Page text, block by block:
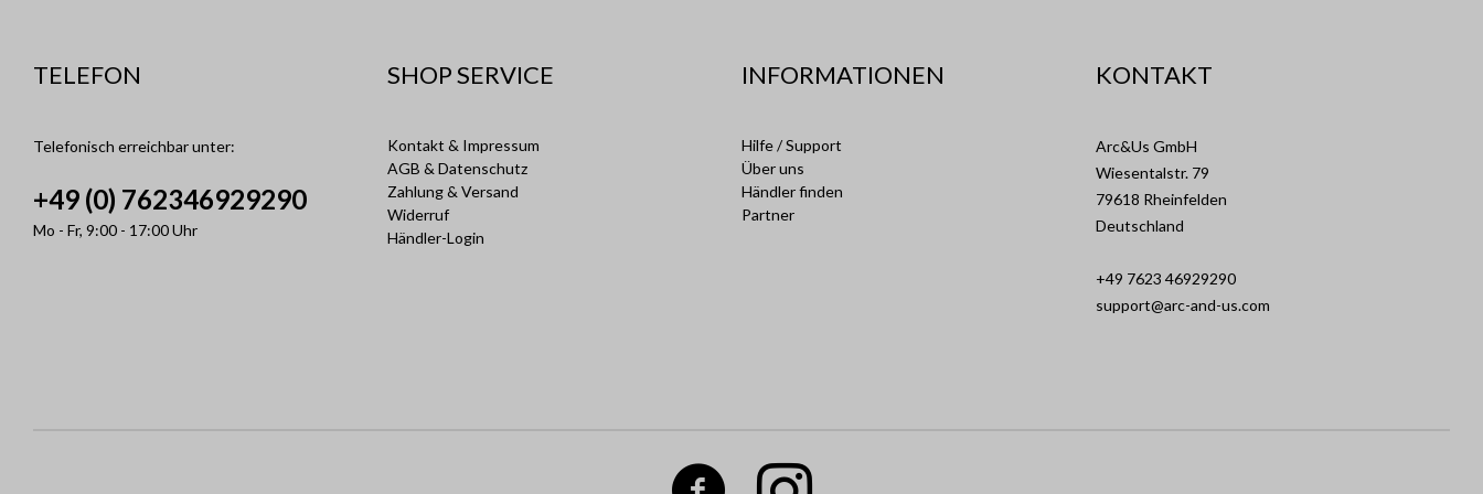
TELEFON
Telefonisch erreichbar unter:
+49 (0) 762346929290
Mo - Fr, 9:00 - 17:00 Uhr
SHOP SERVICE
Kontakt & Impressum
AGB & Datenschutz
Zahlung & Versand
Widerruf
Händler-Login
INFORMATIONEN
Hilfe / Support
Über uns
Händler finden
Partner
KONTAKT
Arc&Us GmbH
Wiesentalstr. 79
79618 Rheinfelden
Deutschland
+49 7623 46929290
support@arc-and-us.com